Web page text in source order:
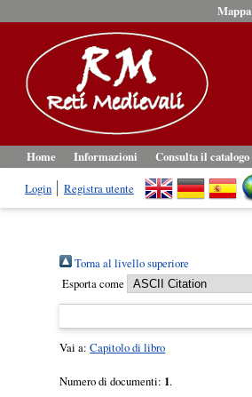
Mappa
Home Informazioni
Consulta il catalogo
Login
Registra utente
Torna al livello superiore
Esporta come
Vai a:Capitolo di libro
Numero di documenti: 1.